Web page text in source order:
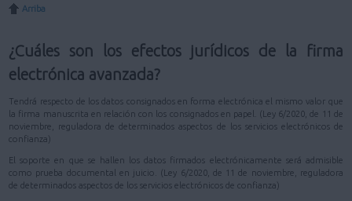
Arriba
¿Cuáles son los efectos jurídicos de la firma
electrónica avanzada?
Tendrá respecto de los datos consignados en forma electrónica el mismo valor que
la firma manuscrita en relación con los consignados en papel. (Ley 6/2020, de 11 de
noviembre, reguladora de determinados aspectos de los servicios electrónicos de
confianza)
El soporte en que se hallen los datos firmados electrónicamente será admisible
como prueba documental en juicio. (Ley 6/2020, de 11 de noviembre, reguladora
de determinados aspectos de los servicios electrónicos de confianza)